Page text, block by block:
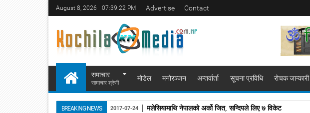
August 8, 2026 07:39:22 PM Advertise Contact
समाचार
सामाचार श्रेणी
मोडेल मनोरञ्जन अन्तर्वार्ता सूचना प्रविधि रोचक जान्कारी
BREAKING NEWS मलेसियामाथि नेपालको अर्को जित, सन्दिपले लिए ७ विकेट
2017-07-24